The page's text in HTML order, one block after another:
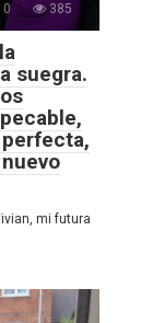
0 385
suegra.
mi futura